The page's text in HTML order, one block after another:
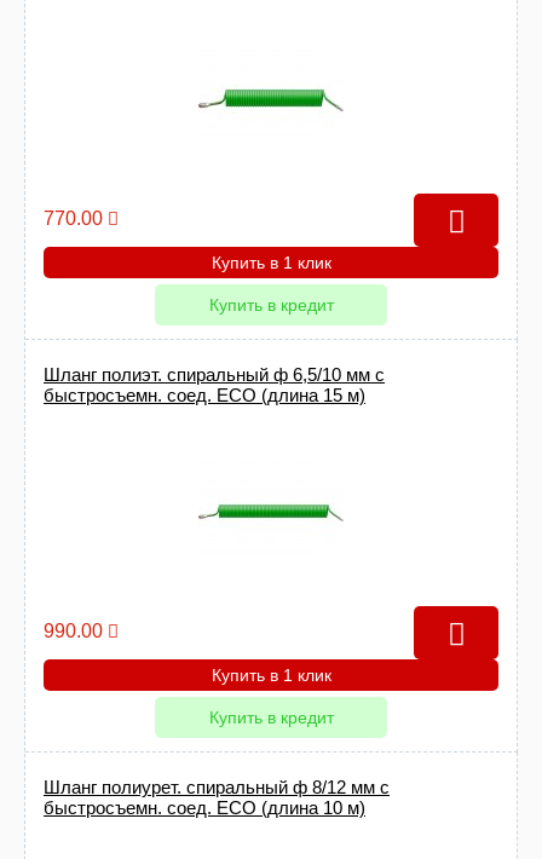
770.00
Купить в 1 клик
Купить в кредит
Шланг полиэт. спиральный ф 6,5/10 мм с
быстросъемн. соед. ECO (длина 15 м)
990.00
Купить в 1 клик
Купить в кредит
Шланг полиурет. спиральный ф 8/12 мм c
быстросъемн. соед. ECO (длина 10 м)